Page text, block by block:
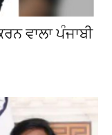
ਵਾਲਾ ਪੰਜਾਬੀ